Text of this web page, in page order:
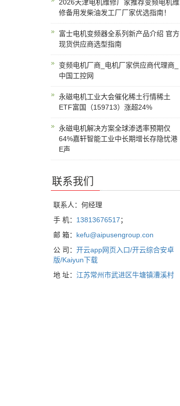
2026天津电机维修厂家推荐变频电机维
修备用发柴油发工厂厂家优选指南！
富士电机变频器全系列新产品介绍 官方
现货供应商选型指南
变频电机厂商_电机厂家供应商代理商_
中国工控网
永磁电机工业大会催化稀土行情稀土
ETF富国（159713）涨超24%
永磁电机解决方案全球渗透率预期仅
64%嘉轩智能工业中长期增长存隐忧港
E声
联系我们
联系人：何经理
手 机： 13813676517；
邮 箱： kefu@aipusengroup.con
公 司： 开云app网页入口/开云综合安卓
版/Kaiyun下载
地 址： 江苏常州市武进区牛塘镇漕溪村